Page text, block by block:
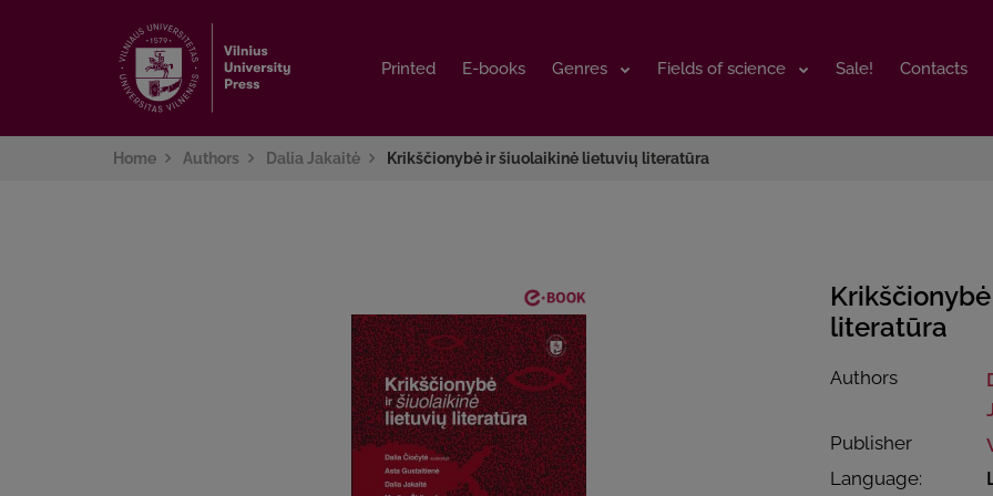
Printed E-books Genres Fields of science Sale! Contacts
Printed E-books Genres Fields of science Sale! Contacts
Home Authors Dalia Jakaitė Krikščionybė ir šiuolaikinė lietuvių literatūra
literatūra
Authors
Publisher
Language: